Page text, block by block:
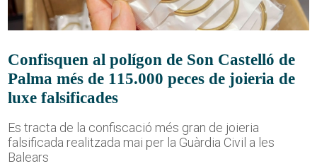
Confisquen al polígon de Son Castelló de
Palma més de 115.000 peces de joieria de
luxe falsificades
Es tracta de la confiscació més gran de joieria
falsificada realitzada mai per la Guàrdia Civil a les
Balears